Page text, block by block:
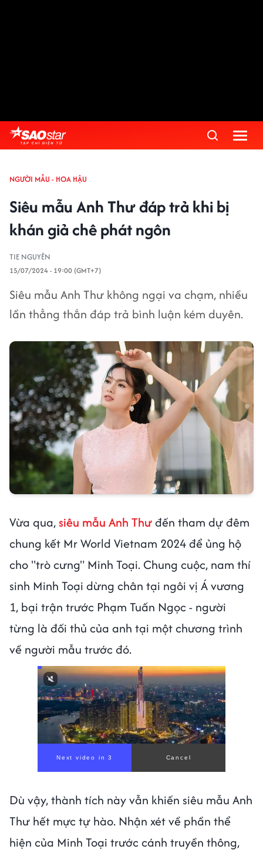
NGƯỜI MẪU - HOA HẬU
Siêu mẫu Anh Thư đáp trả khi bị
khán giả chê phát ngôn
TIE NGUYÊN
15/07/2024 - 19:00 (GMT+7)
Siêu mẫu Anh Thư không ngại va chạm, nhiều
lần thẳng thắn đáp trả bình luận kém duyên.
Vừa qua, siêu mẫu Anh Thưđến tham dự đêm
chung kết Mr World Vietnam 2024 để ủng hộ
cho "trò cưng" Minh Toại. Chung cuộc, nam thí
sinh Minh Toại dừng chân tại ngôi vị Á vương
1, bại trận trước Phạm Tuấn Ngọc - người
từng là đối thủ của anh tại một chương trình
về người mẫu trước đó.
Next video in 1 Cancel
Dù vậy, thành tích này vẫn khiến siêu mẫu Anh
Thư hết mực tự hào. Nhận xét về phần thể
hiện của Minh Toại trước cánh truyền thông,